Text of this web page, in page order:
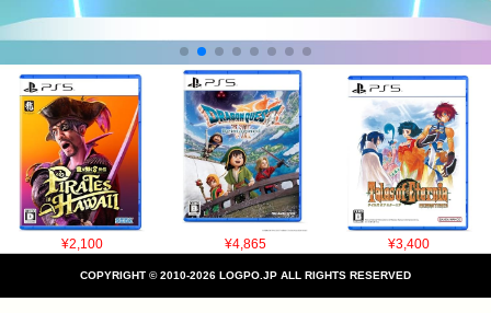
¥2,100 ¥4,865 ¥3,400
COPYRIGHT © 2010-2026 LOGPO.JP ALL RIGHTS RESERVED